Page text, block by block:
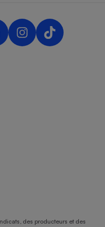
des producteurs et des